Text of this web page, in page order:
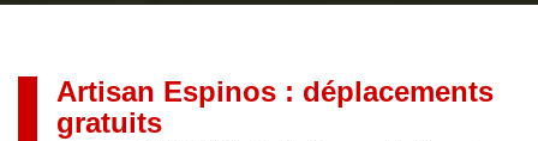
Artisan Espinos : déplacements
gratuits